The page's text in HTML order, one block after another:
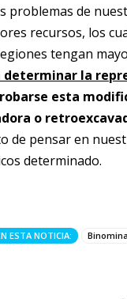
problemas de
recursos, los
tengan
la
esta
o
de pensar en
determinado.
ESTA NOTICIA: